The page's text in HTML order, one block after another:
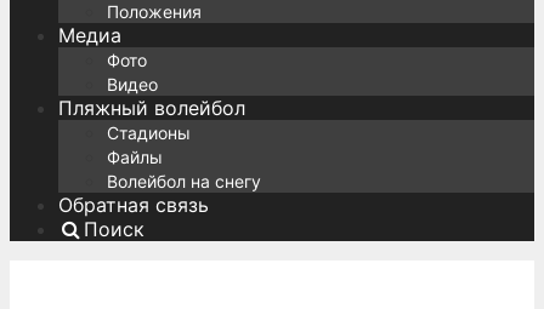
Положения
Медиа
Фото
Видео
Пляжный волейбол
Стадионы
Файлы
Волейбол на снегу
Обратная связь
Поиск